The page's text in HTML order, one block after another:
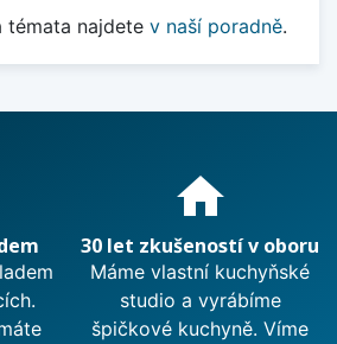
témata najdete v naší poradně.
nás? home
30 let zkušeností v oboru
Máme vlastní kuchyňské
studio a vyrábíme
špičkové kuchyně. Víme